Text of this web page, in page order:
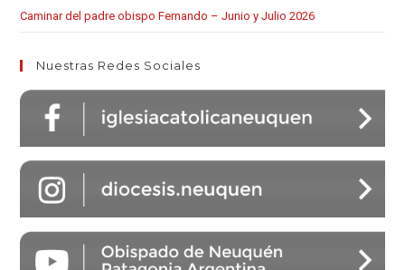
Caminar del padre obispo Fernando – Junio y Julio 2026
Nuestras Redes Sociales